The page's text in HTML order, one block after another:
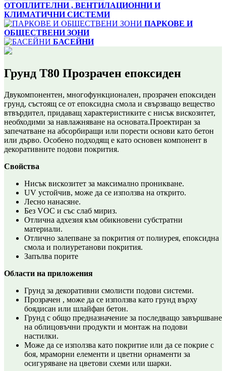
ОТОПЛИТЕЛНИ , ВЕНТИЛАЦИОННИ И
КЛИМАТИЧНИ СИСТЕМИ
ПАРКОВЕ И
ОБЩЕСТВЕНИ ЗОНИ
БАСЕЙНИ
Грунд Т80 Прозрачен епоксиден
Двукомпонентен, многофункционален, прозрачен епоксиден
грунд, състоящ се от епоксидна смола и свързващо вещество
втвърдител, придаващ характеристиките с нисък вискозитет,
необходими за навлажняване на основата.Проектиран за
запечатване на абсорбиращи или порести основи като бетон
или дърво. Особено подходящ е като основен компонент в
декоративните подови покрития.
Свойства
Нисък вискозитет за максимално проникване.
UV устойчив, може да се използва на открито.
Лесно нанасяне.
Без VOC и със слаб мириз.
Отлична адхезия към обикновени субстратни
материали.
Отлично залепване за покрития от полиурея, епоксидна
смола и полиуретанови покрития.
Запълва порите
Области на приложения
Грунд за декоративни смолисти подови системи.
Прозрачен , може да се използва като грунд върху
боядисан или шлайфан бетон.
Грунд с общо предназначение за последващо завършване
на облицовъчни продукти и монтаж на подови
настилки.
Може да се използва като покритие или да се покрие с
боя, мраморни елементи и цветни орнаменти за
осигуряване на цветови схеми или шарки.